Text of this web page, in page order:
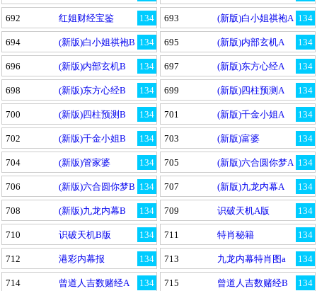
134
692 红姐财经宝鉴 134
693 (新版)白小姐祺袍A
134
694 (新版)白小姐祺袍B 134
695 (新版)内部玄机A
134
696 (新版)内部玄机B 134
697 (新版)东方心经A
134
698 (新版)东方心经B 134
699 (新版)四柱预测A
134
700 (新版)四柱预测B 134
701 (新版)千金小姐A
134
702 (新版)千金小姐B 134
703 (新版)富婆
134
704 (新版)管家婆 134
705 (新版)六合圆你梦A
134
706 (新版)六合圆你梦B 134
707 (新版)九龙内幕A
134
708 (新版)九龙内幕B 134
709 识破天机A版
134
710 识破天机B版 134
711 特肖秘籍
134
712 港彩内幕报 134
713 九龙内幕特肖图a
134
714
曾道人吉数赌经A
134
715
曾道人吉数赌经B